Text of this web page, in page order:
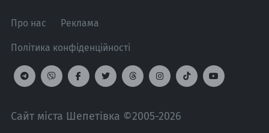
Про нас Реклама
Політика конфіденційності
Сайт міста Шепетівка ©2005-2026